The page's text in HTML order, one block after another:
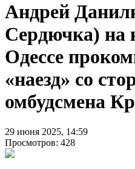
Андрей
Сердючка) на
Одессе
«наезд» со
омбудсмена
29 июня 2025, 14:59
Просмотров: 428